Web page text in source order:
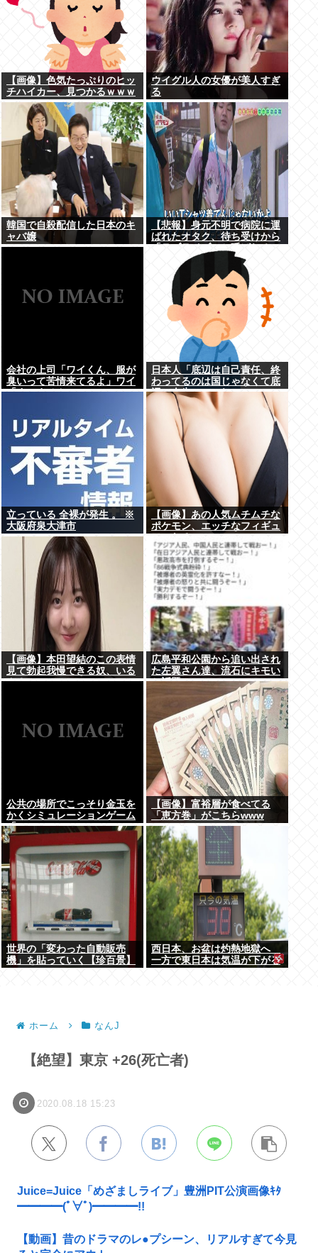
【画像】色気たっぷりのヒッ
チハイカー、見つかるｗｗｗ
ウイグル人の女優が美人すぎ
る
韓国で自殺配信した日本のキ
ャバ嬢
【悲報】身元不明で病院に運
ばれたオタク、待ち受けから
「ラブライブ」と呼ばれる
会社の上司「ワイくん、服が
臭いって苦情来てるよ」ワイ
「すいません」
日本人「底辺は自己責任、終
わってるのは国じゃなくて底
辺の人生」←これ
立っている 全裸が発生 。 ※
大阪府泉大津市
【画像】あの人気ムチムチな
ポケモン、エッチなフィギュ
【画像】本田望結のこの表情
見て勃起我慢できる奴、いる
ん？
広島平和公園から追い出され
た左翼さん達、流石にキモい
と話題に
公共の場所でこっそり金玉を
かくシミュレーションゲーム
「Ball Scratch Simulator」
がSteamで発表される
【画像】富裕層が食べてる
「恵方巻」がこちらwww
世界の「変わった自動販売
機」を貼っていく【珍百景】
西日本、お盆は灼熱地獄へ
一方で東日本は気温が下がる
ホーム なんJ
【絶望】東京 +26(死亡者)
2020.08.18 15:23
Juice=Juice「めざましライブ」豊洲PIT公演画像ｷﾀ
━━━━(ﾟ∀ﾟ)━━━━!!
【動画】昔のドラマのレ●プシーン、リアルすぎて今見